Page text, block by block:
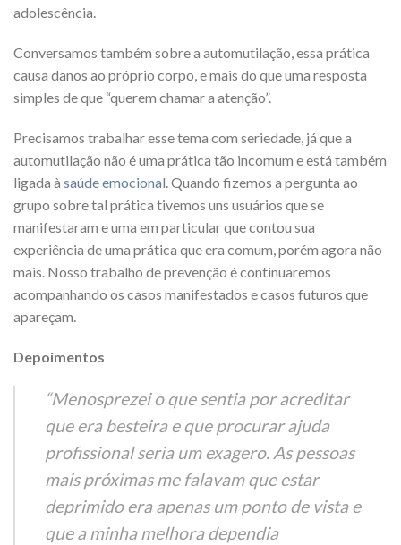
adolescência.
Conversamos também sobre a automutilação, essa prática
causa danos ao próprio corpo, e mais do que uma resposta
simples de que “querem chamar a atenção”.
Precisamos trabalhar esse tema com seriedade, já que a
automutilação não é uma prática tão incomum e está também
ligada à saúde emocional. Quando fizemos a pergunta ao
grupo sobre tal prática tivemos uns usuários que se
manifestaram e uma em particular que contou sua
experiência de uma prática que era comum, porém agora não
mais. Nosso trabalho de prevenção é continuaremos
acompanhando os casos manifestados e casos futuros que
apareçam.
Depoimentos
“Menosprezei o que sentia por acreditar
que era besteira e que procurar ajuda
profissional seria um exagero. As pessoas
mais próximas me falavam que estar
deprimido era apenas um ponto de vista e
que a minha melhora dependia